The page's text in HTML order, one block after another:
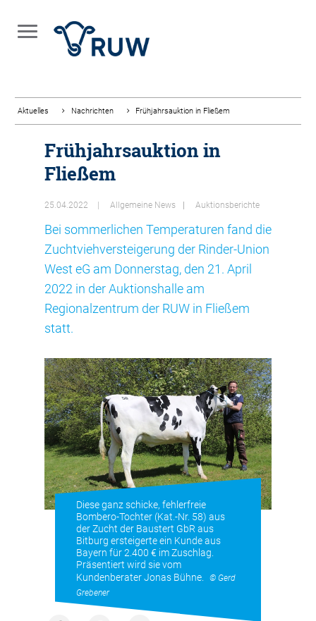
Aktuelles Nachrichten Frühjahrsauktion in Fließem
Frühjahrsauktion in
Fließem
25.04.2022 Allgemeine News Auktionsberichte
Bei sommerlichen Temperaturen fand die
Zuchtviehversteigerung der Rinder-Union
West eG am Donnerstag, den 21. April
2022 in der Auktionshalle am
Regionalzentrum der RUW in Fließem
statt.
Diese ganz schicke, fehlerfreie
Bombero-Tochter (Kat.-Nr. 58) aus
der Zucht der Baustert GbR aus
Bitburg ersteigerte ein Kunde aus
Bayern für 2.400 € im Zuschlag.
Präsentiert wird sie vom
Kundenberater Jonas Bühne.
© Gerd
Grebener